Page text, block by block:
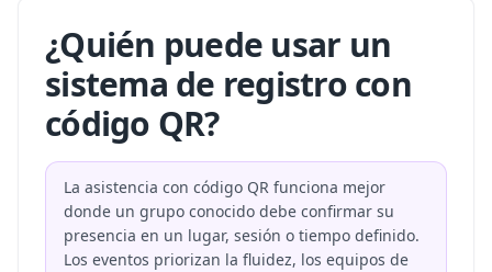
¿Quién puede usar un
sistema de registro con
código QR?
La asistencia con código QR funciona mejor
donde un grupo conocido debe confirmar su
presencia en un lugar, sesión o tiempo definido.
Los eventos priorizan la fluidez, los equipos de